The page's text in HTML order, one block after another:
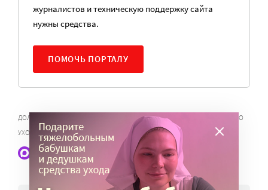
журналистов и техническую поддержку сайта
нужны средства.
ПОМОЧЬ ПОРТАЛУ
ДОЛГОВРЕМЕННЫЙ УХОД ПОСОБИЕ ЛОУ,СИСТЕМА ДОЛГОВРЕМЕННОГО
УХОДА
Наши статьи и новости в Max. Подпишитесь